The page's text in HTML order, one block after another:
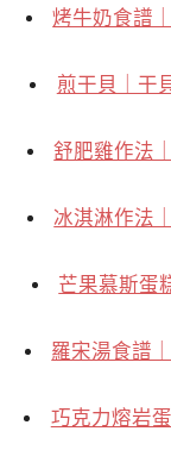
烤牛奶食譜
煎干貝｜干
舒肥雞作法
冰淇淋作法
芒果慕斯蛋
羅宋湯食譜
巧克力熔岩